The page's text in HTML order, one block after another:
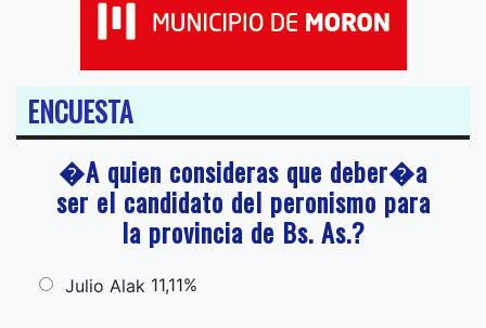
ENCUESTA
�A quien consideras que deber�a
ser el candidato del peronismo para
la provincia de Bs. As.?
Julio Alak 11,11%